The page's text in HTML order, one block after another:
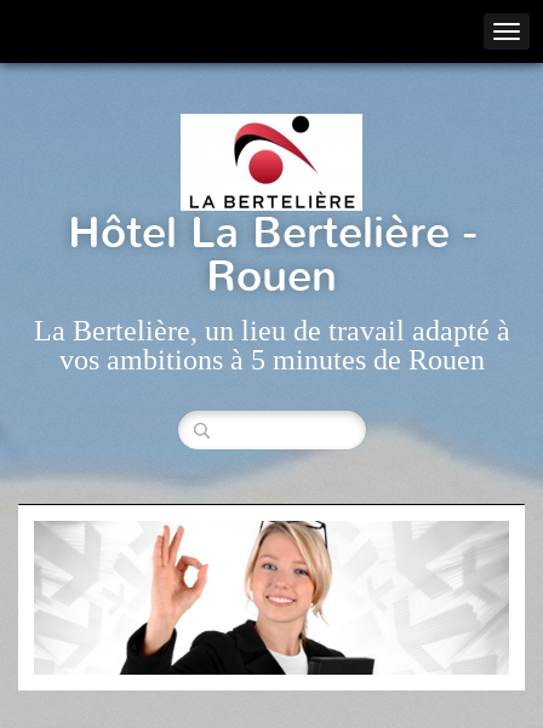
Hôtel La Bertelière -
Rouen
La Bertelière, un lieu de travail adapté à
vos ambitions à 5 minutes de Rouen